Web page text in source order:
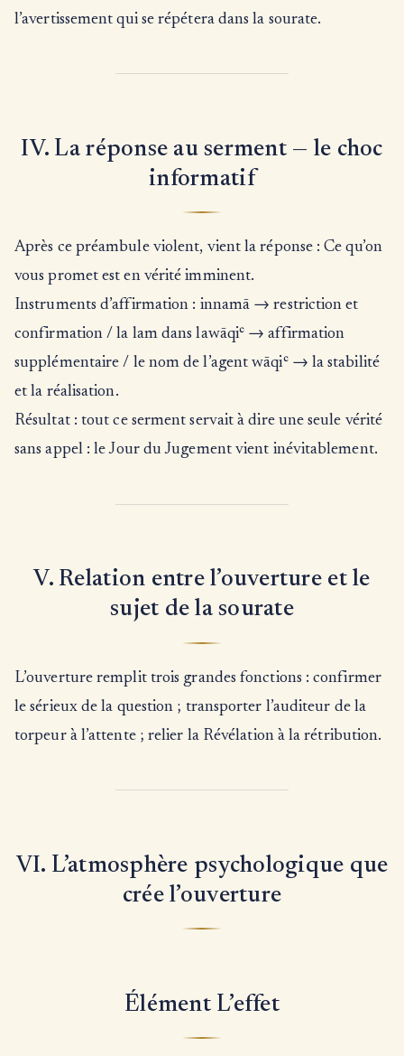
l’avertissement qui se répétera dans la sourate.
IV. La réponse au serment — le choc
informatif
Après ce préambule violent, vient la réponse : Ce qu’on
vous promet est en vérité imminent.
Instruments d’affirmation : innamā → restriction et
confirmation / la lam dans lawāqiʿ → affirmation
supplémentaire / le nom de l’agent wāqiʿ → la stabilité
et la réalisation.
Résultat : tout ce serment servait à dire une seule vérité
sans appel : le Jour du Jugement vient inévitablement.
V. Relation entre l’ouverture et le
sujet de la sourate
L’ouverture remplit trois grandes fonctions : confirmer
le sérieux de la question ; transporter l’auditeur de la
torpeur à l’attente ; relier la Révélation à la rétribution.
VI. L’atmosphère psychologique que
crée l’ouverture
Élément L’effet